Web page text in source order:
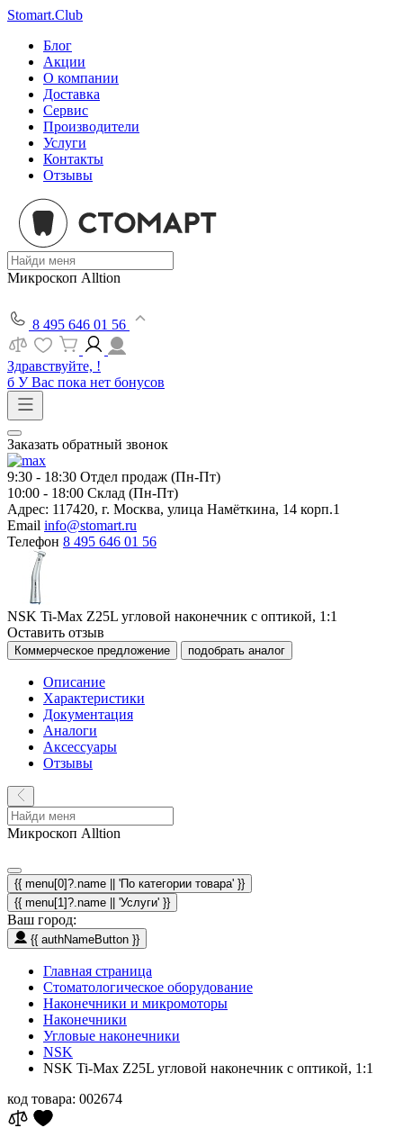
Stomart.Club
Блог
Акции
О компании
Доставка
Сервис
Производители
Услуги
Контакты
Отзывы
Микроскоп Alltion
8 495 646 01 56
Здравствуйте, !
б У Вас пока нет бонусов
Заказать обратный звонок
9:30 - 18:30 Отдел продаж (Пн-Пт)
10:00 - 18:00 Склад (Пн-Пт)
Адрес: 117420, г. Москва, улица Намёткина, 14 корп.1
Email info@stomart.ru
Телефон 8 495 646 01 56
NSK Ti-Max Z25L угловой наконечник с оптикой, 1:1
Оставить отзыв
Коммерческое предложение подобрать аналог
Описание
Характеристики
Документация
Аналоги
Аксессуары
Отзывы
Микроскоп Alltion
{{ menu[0]?.name || 'По категории товара' }}
{{ menu[1]?.name || 'Услуги' }}
Ваш город:
{{ authNameButton }}
Главная страница
Стоматологическое оборудование
Наконечники и микромоторы
Наконечники
Угловые наконечники
NSK
NSK Ti-Max Z25L угловой наконечник с оптикой, 1:1
код товара: 002674